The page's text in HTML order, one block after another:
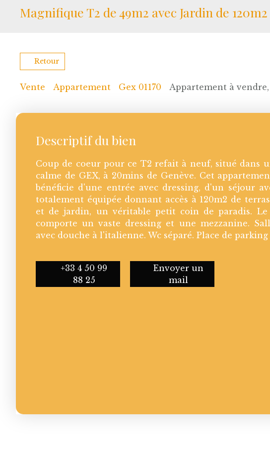
Magnifique T2 de 49m2 avec Jardin de 120m2
Retour
Vente Appartement Gex 01170 Appartement à vendre,
Descriptif du bien
Coup de coeur pour ce T2 refait à neuf, situé dans
calme de GEX, à 20mins de Genève. Cet
bénéficie d'une entrée avec dressing, d'un séjour
totalement équipée donnant accès à 120m2 de
et de jardin, un véritable petit coin de paradis.
comporte un vaste dressing et une mezzanine.
avec douche à l'italienne. Wc séparé. Place de
+33 4 50 99
88 25
Envoyer un
mail